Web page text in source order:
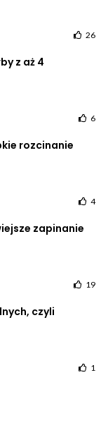
26
z aż 4
6
rozcinanie
4
zapinanie
19
czyli
1